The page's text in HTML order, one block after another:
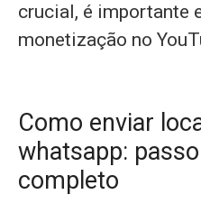
crucial, é importante
monetização no
Como enviar
whatsapp:
completo